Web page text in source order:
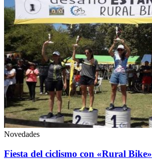
Novedades
Fiesta del ciclismo con «Rural Bike»